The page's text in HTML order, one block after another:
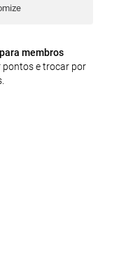
membros
pontos e trocar por